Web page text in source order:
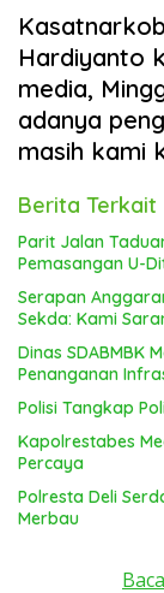
Hardiyanto
media,
adanya
masih kami
Berita Terkait
Parit Jalan
Pemasangan U-
Serapan
Sekda: Kami
Dinas SDABMBK
Penanganan
Polisi Tangkap
Kapolrestabes
Percaya
Polresta Deli
Merbau